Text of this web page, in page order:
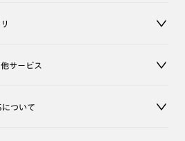
サービス
について